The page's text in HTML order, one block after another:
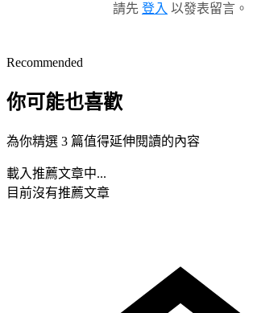
請先 登入 以發表留言。
Recommended
你可能也喜歡
為你精選 3 篇值得延伸閱讀的內容
載入推薦文章中...
目前沒有推薦文章